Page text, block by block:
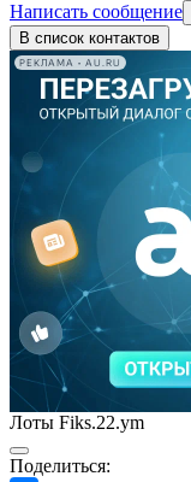
Написать сообщение
В список контактов
РЕКЛАМА • AU.RU
Лоты Fiks.22.ym
Поделиться: